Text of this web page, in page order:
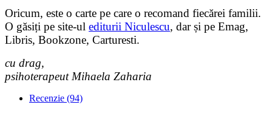
Oricum, este o carte pe care o recomand fiecărei familii.
O găsiți pe site-ul editurii Niculescu, dar și pe Emag,
Libris, Bookzone, Carturesti.
cu drag,
psihoterapeut Mihaela Zaharia
Recenzie (94)